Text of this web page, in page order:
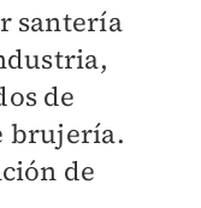
santería
de
brujería.
de